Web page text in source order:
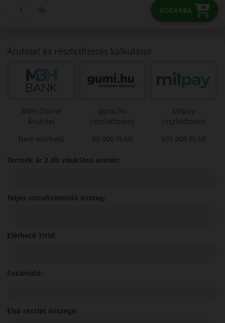
db KOSÁRBA
Áruhitel és részletfizetés kalkulátor
MBH Online
Áruhitel
Nem elérhető
gumi.hu
részletfizetés
80 000 Ft-tól
Milpay
részletfizetés
501 000 Ft-tól
Termék ár 2 db vásárlása esetén:
Teljes viszafizetendő összeg:
Elérhető THM:
Futamidő:
Első részlet összege: